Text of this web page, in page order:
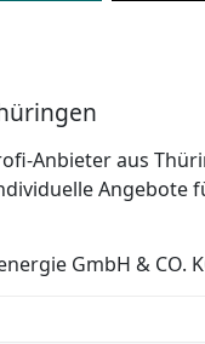
Anbieter aus
Angebote
GmbH & CO.